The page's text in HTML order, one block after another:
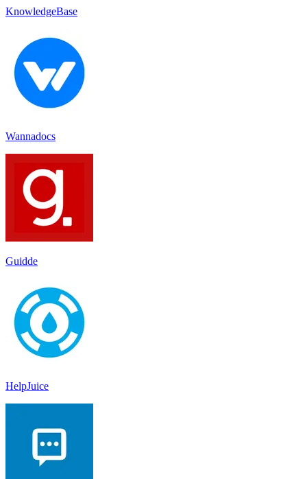
KnowledgeBase
Wannadocs
Guidde
HelpJuice